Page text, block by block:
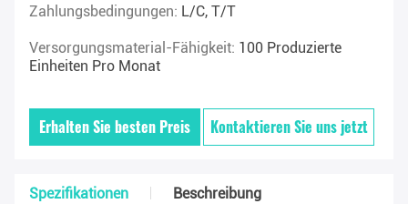
Zahlungsbedingungen: L/C, T/T
Versorgungsmaterial-Fähigkeit: 100 Produzierte
Einheiten Pro Monat
Erhalten Sie besten Preis Kontaktieren Sie uns jetzt
Spezifikationen Beschreibung